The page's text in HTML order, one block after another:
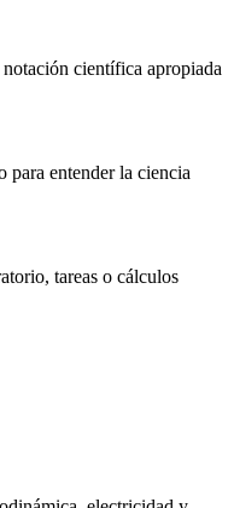
científica apropiada
para entender la ciencia
tareas o cálculos